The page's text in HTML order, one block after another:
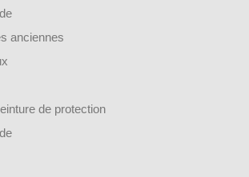
anciennes
de protection